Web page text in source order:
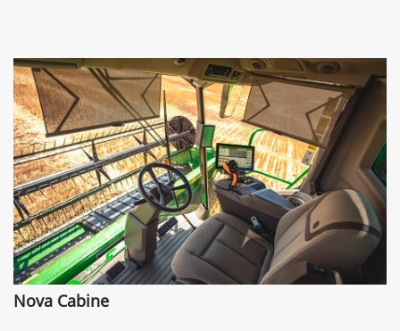
Nova Cabine